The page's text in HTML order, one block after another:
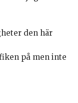
den här
på men inte